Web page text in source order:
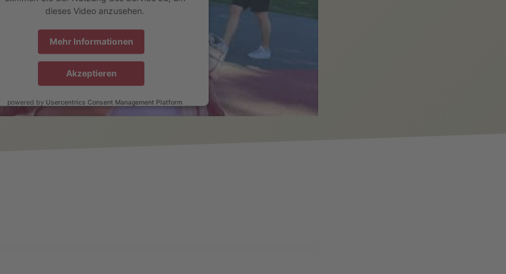
dieses Video anzusehen.
Mehr Informationen
Akzeptieren
powered by Usercentrics Consent Management Platform